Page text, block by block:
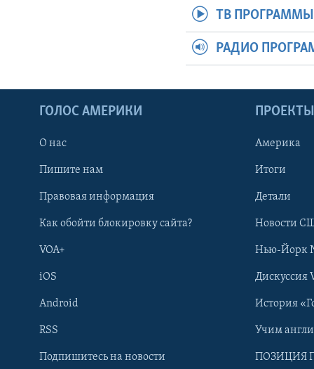
Learning English
ТВ ПРОГРАММЫ
РАДИО
ГОЛОС АМЕРИКИ
О нас
Пишите нам
Правовая информация
Как обойти блокировку сайта?
VOA+
iOS
Android
RSS
Подпишитесь на новости
ПРОЕКТЫ
Америка
Итоги
Детали
Новости
Нью-Йорк
Дискуссия
История
Учим
ПОЗИЦИЯ